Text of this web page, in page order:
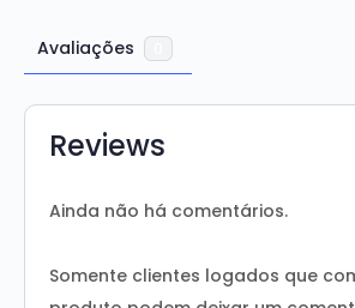
Avaliações
Reviews
Ainda não há comentários.
Somente clientes logados que